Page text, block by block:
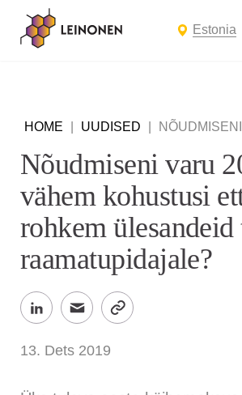
Estonia
HOME UUDISED NÕUDMISENI VARU 2020: VÄHEM KOHUSTUSI
Nõudmiseni varu
vähem kohustusi
rohkem ülesandeid
raamatupidajale?
13. Dets 2019